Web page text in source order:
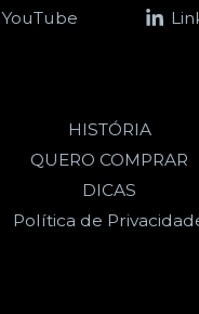
YouTube
HISTÓRIA
QUERO COMPRAR
DICAS
Política de